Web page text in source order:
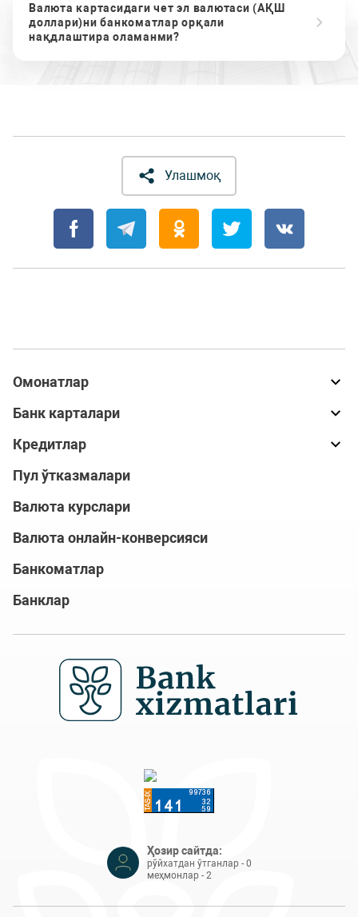
Валюта картасидаги чет эл валютаси (АҚШ
доллари)ни банкоматлар орқали
нақдлаштира оламанми?
Улашмоқ
Омонатлар
Банк карталари
Кредитлар
Пул ўтказмалари
Валюта курслари
Валюта онлайн-конверсияси
Банкоматлар
Банклар
Ҳозир сайтда:
рўйхатдан ўтганлар - 0
меҳмонлар - 2